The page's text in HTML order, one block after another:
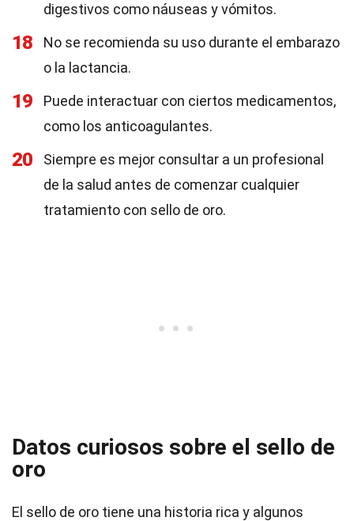
digestivos como náuseas y vómitos.
18
No se recomienda su uso durante el embarazo
o la lactancia.
19
Puede interactuar con ciertos medicamentos,
como los anticoagulantes.
20
Siempre es mejor consultar a un profesional
de la salud antes de comenzar cualquier
tratamiento con sello de oro.
Datos curiosos sobre el sello de
oro
El sello de oro tiene una historia rica y algunos